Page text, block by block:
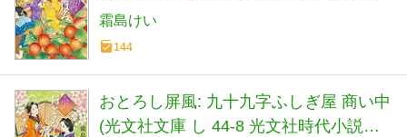
庫)
霜島けい
144
おとろし屏風: 九十九字ふしぎ屋 商い中
(光文社文庫 し 44-8 光文社時代小説文